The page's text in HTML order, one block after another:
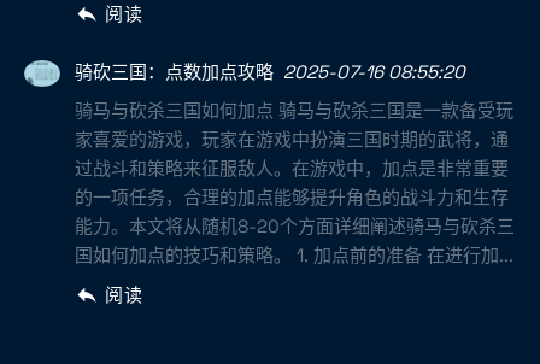
阅读
骑砍三国：点数加点攻略 2025-07-16 08:55:20
骑马与砍杀三国如何加点 骑马与砍杀三国是一款备受玩
家喜爱的游戏，玩家在游戏中扮演三国时期的武将，通
过战斗和策略来征服敌人。在游戏中，加点是非常重要
的一项任务，合理的加点能够提升角色的战斗力和生存
能力。本文将从随机8-20个方面详细阐述骑马与砍杀三
国如何加点的技巧和策略。 1. 加点前的准备 在进行加...
阅读